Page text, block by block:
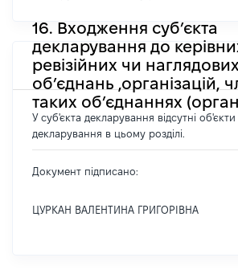
16. Входження суб’єкта
декларування до
ревізійних чи
об’єднань ,організацій,
таких об’єднаннях
У суб'єкта декларування відсутні об'єкти
декларування в цьому розділі.
Документ підписано:
ЦУРКАН ВАЛЕНТИНА ГРИГОРІВНА